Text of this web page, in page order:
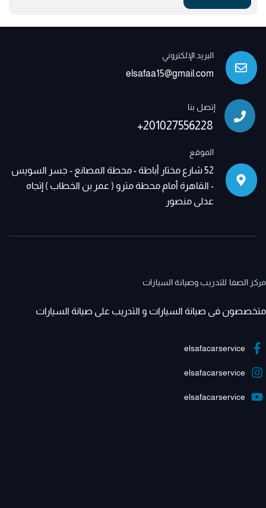
البريد الإلكتروني
elsafaa15@gmail.com
إتصل بنا
+201027556228
الموقع
52 شارع مختار أباطة - محطة المصانع - جسر السويس
- القاهرة أمام محطة مترو ( عمر بن الخطاب ) إتجاه
عدلى منصور
مركز الصفا للتدريب وصيانة السيارات
متخصصون فى صيانة السيارات و التدريب على صيانة السيارات
elsafacarservice
elsafacarservice
elsafacarservice